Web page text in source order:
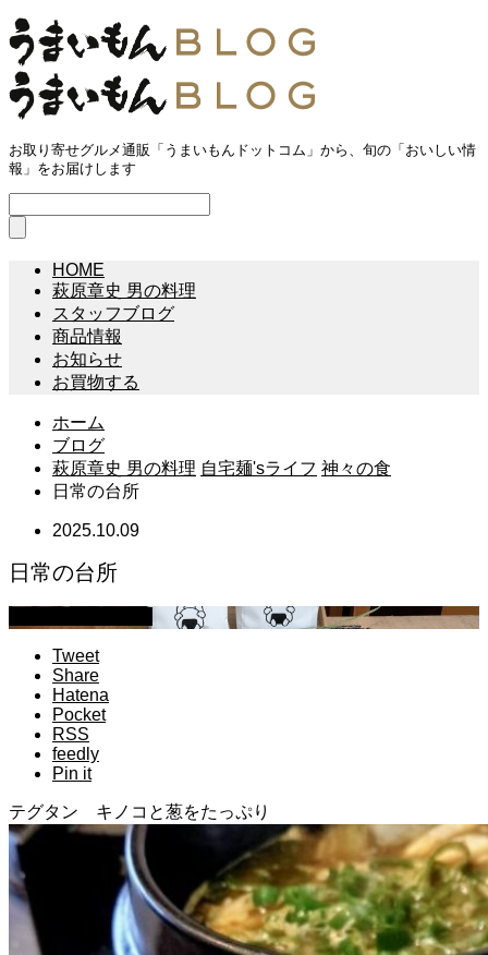
お取り寄せグルメ通販「うまいもんドットコム」から、旬の「おいしい情
報」をお届けします
HOME
萩原章史 男の料理
スタッフブログ
商品情報
お知らせ
お買物する
ホーム
ブログ
萩原章史 男の料理 自宅麺'sライフ 神々の食
日常の台所
2025.10.09
日常の台所
Tweet
Share
Hatena
Pocket
RSS
feedly
Pin it
テグタン キノコと葱をたっぷり